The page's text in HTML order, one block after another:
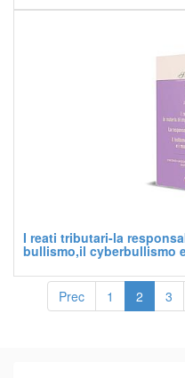
I reati tributari-la
bullismo,il cyberbullismo
Prec 1 2 3